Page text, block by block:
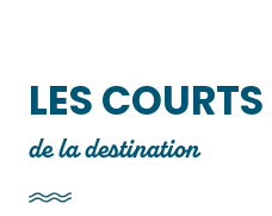
LES
de la destination